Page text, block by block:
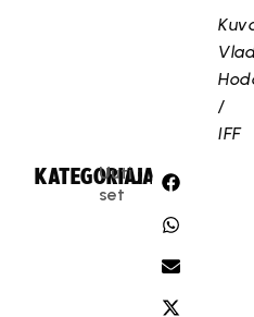
Kuva:
/
IFF
KATEGORIA:
Uuti
set
JAA: